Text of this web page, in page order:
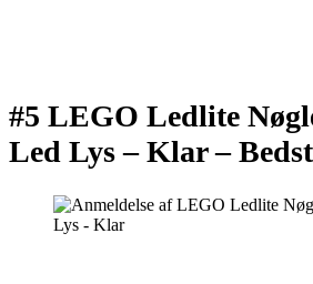
#5 LEGO Ledlite
Led Lys – Klar –